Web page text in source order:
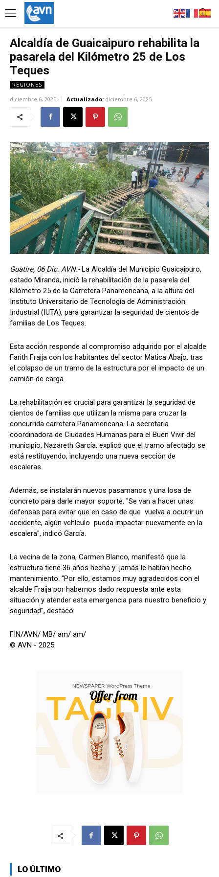
Alcaldía de Guaicaipuro rehabilita la
pasarela del Kilómetro 25 de Los
Teques
REGIONES
diciembre 6, 2025 Actualizado: diciembre 6, 2025
Guatire, 06 Dic. AVN.- La Alcaldía del Municipio Guaicaipuro,
estado Miranda, inició la rehabilitación de la pasarela del
Kilómetro 25 de la Carretera Panamericana, a la altura del
Instituto Universitario de Tecnología de Administración
Industrial (IUTA), para garantizar la seguridad de cientos de
familias de Los Teques.
Esta acción responde al compromiso adquirido por el alcalde
Farith Fraija con los habitantes del sector Matica Abajo, tras
el colapso de un tramo de la estructura por el impacto de un
camión de carga.
La rehabilitación es crucial para garantizar la seguridad de
cientos de familias que utilizan la misma para cruzar la
concurrida carretera Panamericana. La secretaria
coordinadora de Ciudades Humanas para el Buen Vivir del
municipio, Nazareth García, explicó que el tramo afectado se
está restituyendo, incluyendo una nueva sección de
escaleras.
Además, se instalarán nuevos pasamanos y una losa de
concreto para darle mayor soporte. "Se van a hacer unas
defensas para evitar que en caso de que vuelva a ocurrir un
accidente, algún vehículo pueda impactar nuevamente en la
escalera", indicó García.
La vecina de la zona, Carmen Blanco, manifestó que la
estructura tiene 36 años hecha y jamás le habían hecho
mantenimiento. “Por ello, estamos muy agradecidos con el
alcalde Fraija por habernos dado respuesta ante esta
situación y atender esta emergencia para nuestro beneficio y
seguridad", destacó.
FIN/AVN/ MB/ am/ am/
© AVN - 2025
LO ÚLTIMO